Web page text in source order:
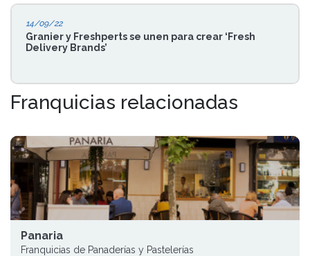
14/09/22
Granier y Freshperts se unen para crear ‘Fresh
Delivery Brands’
Franquicias relacionadas
Panaria
Franquicias de Panaderías y Pastelerías